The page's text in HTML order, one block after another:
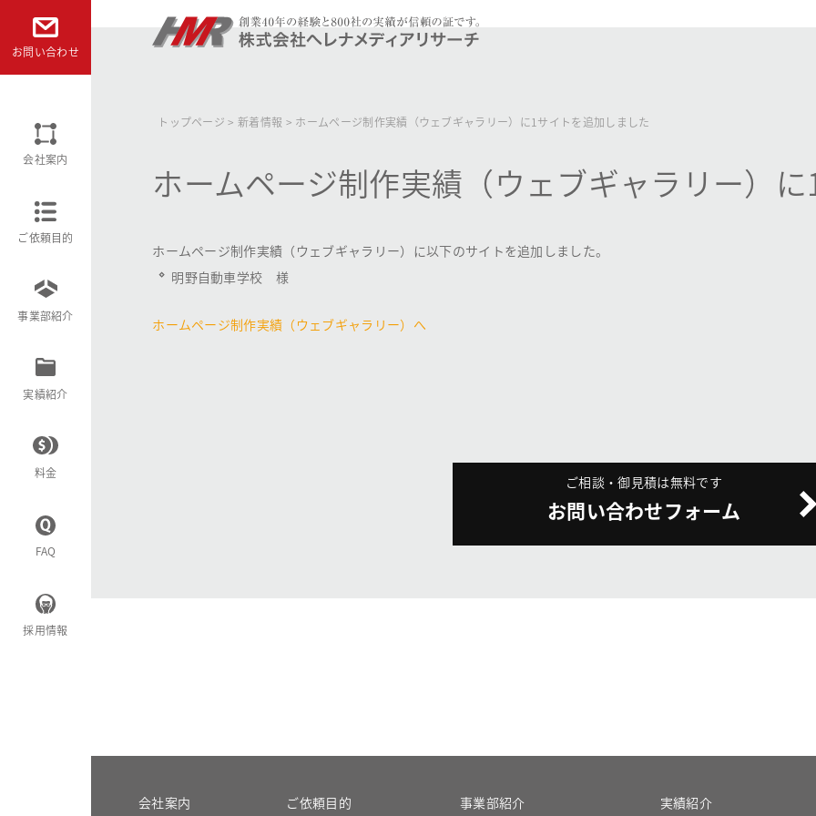
本文へ
トップページ > 新着情報 > ホームページ制作実績（ウェブギャラリー）に1サイトを追加しました
ホームページ制作実績（ウェブギャラリー）
ホームページ制作実績（ウェブギャラリー）に以下のサイトを追加しました。
明野自動車学校 様
ホームページ制作実績（ウェブギャラリー）へ
ご相談・御見積は無料です
お問い合わせフォーム
お問い合わせ
会社案内
ご依頼目的
事業部紹介
実績紹介
料金
FAQ
採用情報
会社案内 ご依頼目的 事業部紹介 実績紹介